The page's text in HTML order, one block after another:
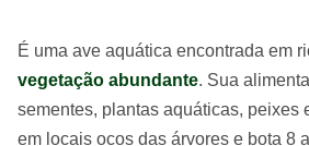
É uma ave aquática encontrada em
vegetação abundante. Sua
sementes, plantas aquáticas, peixes
em locais ocos das árvores e bota 8